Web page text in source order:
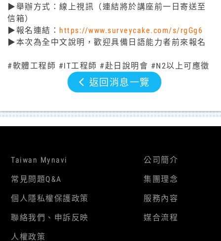
▶舉辦方式：線上視訊（連結將於講座前一日寄送至
信箱）
▶報名連結： https://www.surveycake.com/s/rgGg6
▶本次為全中文說明，歡迎具備日語能力者前來報名
#軟體工程師 #IT工程師 #赴日說明會 #N2以上可應徵
返回消息一覽
Taiwan Mynavi
常見問題Q&A
個人隱私權保護政策
聯絡我們、申訴反映
人權政策
公司簡介
集團理念
服務內容
媒合流程